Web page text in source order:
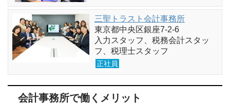
三聖トラスト会計事務所
東京都中央区銀座7-2-6
入力スタッフ、税務会計スタッ
フ、税理士スタッフ
正社員
会計事務所で働くメリット